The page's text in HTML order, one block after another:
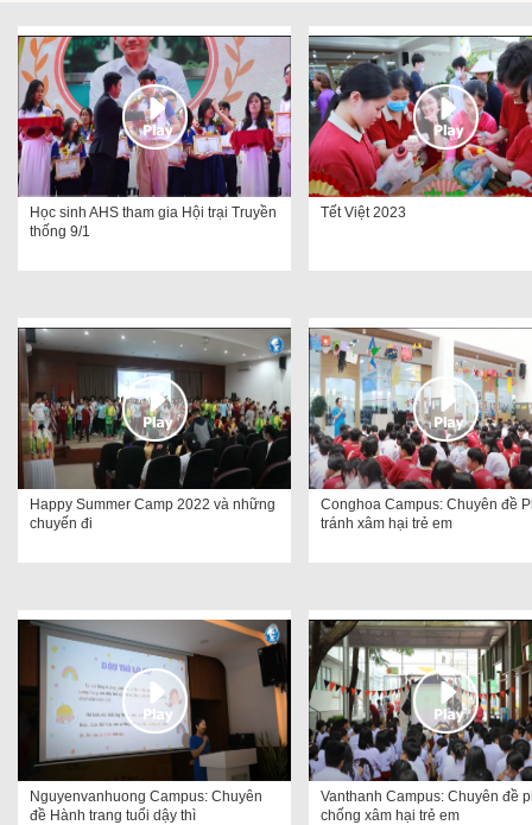
Học sinh AHS tham gia Hội trại Truyền
thống 9/1
Tết Việt 2023
Happy Summer Camp 2022 và những
chuyến đi
Conghoa Campus: Chuyên đề
tránh xâm hại trẻ em
Nguyenvanhuong Campus: Chuyên
đề Hành trang tuổi dậy thì
Vanthanh Campus: Chuyên đề
chống xâm hại trẻ em